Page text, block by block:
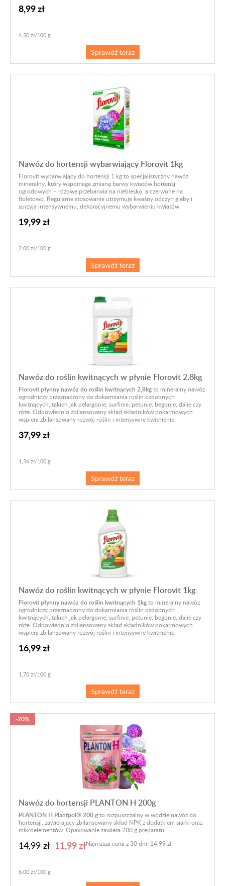
8,99 zł
4,50 zł/100 g
Sprawdź teraz
Nawóz do hortensji wybarwiający Florovit 1kg
Florovit wybarwiający do hortensji 1 kg to specjalistyczny nawóz
mineralny, który wspomaga zmianę barwy kwiatów hortensji
ogrodowych – różowe przebarwia na niebiesko, a czerwone na
fioletowo. Regularne stosowanie utrzymuje kwaśny odczyn gleby i
sprzyja intensywnemu, dekoracyjnemu wybarwieniu kwiatów.
19,99 zł
2,00 zł/100 g
Sprawdź teraz
Nawóz do roślin kwitnących w płynie Florovit 2,8kg
Florovit płynny nawóz do roślin kwitnących 2,8kgto mineralny nawóz
ogrodniczy przeznaczony do dokarmiania roślin ozdobnych
kwitnących, takich jak pelargonie, surfinie, petunie, begonie, dalie czy
róże. Odpowiednio zbilansowany skład składników pokarmowych
wspiera zbilansowany rozwój roślin i intensywne kwitnienie.
37,99 zł
1,36 zł/100 g
Sprawdź teraz
Nawóz do roślin kwitnących w płynie Florovit 1kg
Florovit płynny nawóz do roślin kwitnących 1kgto mineralny nawóz
ogrodniczy przeznaczony do dokarmiania roślin ozdobnych
kwitnących, takich jak pelargonie, surfinie, petunie, begonie, dalie czy
róże. Odpowiednio zbilansowany skład składników pokarmowych
wspiera zbilansowany rozwój roślin i intensywne kwitnienie.
16,99 zł
1,70 zł/100 g
Sprawdź teraz
Nawóz do hortensji PLANTON H 200g
-20%
PLANTON H Plantpol® 200 gto rozpuszczalny w wodzie nawóz do
hortensji, zawierający zbilansowany skład NPK z dodatkiem siarki oraz
mikroelementów. Opakowanie zawiera 200 g preparatu.
14,99 zł 11,99 zł
6,00 zł/100 g
Najniższa cena z 30 dni: 14,99 zł